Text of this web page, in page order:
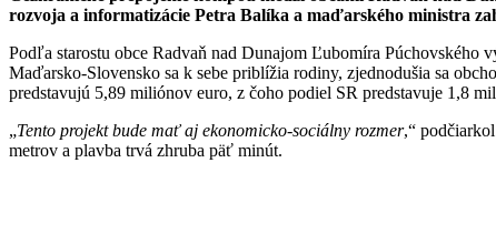
rozvoja a informatizácie Petra Balíka a maďarského ministra
Podľa starostu obce Radvaň nad Dunajom Ľubomíra Púchovského
Maďarsko-Slovensko sa k sebe priblížia rodiny, zjednodušia sa
predstavujú 5,89 miliónov euro, z čoho podiel SR predstavuje 1,8
„Tento projekt bude mať aj ekonomicko-sociálny rozmer,“
metrov a plavba trvá zhruba päť minút.